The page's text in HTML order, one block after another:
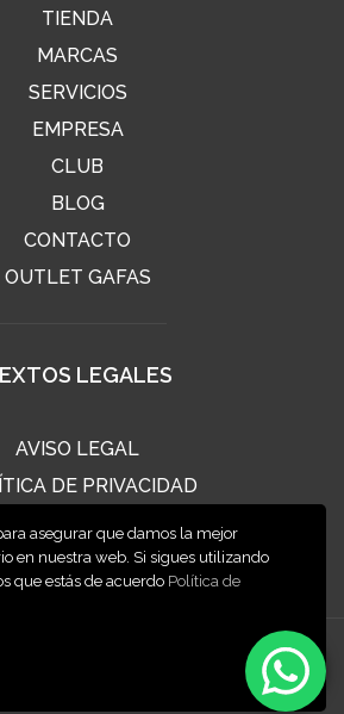
TIENDA
MARCAS
SERVICIOS
EMPRESA
CLUB
BLOG
CONTACTO
OUTLET GAFAS
LEGALES
AVISO LEGAL
DE PRIVACIDAD
DE COOKIES
DE VENTA
asegurar que damos la mejor
en nuestra web. Si sigues utilizando
que estás de acuerdo Política de